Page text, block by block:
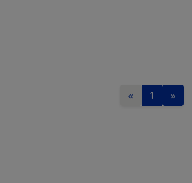
« 1 »